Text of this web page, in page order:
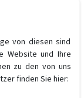
Schneiden
von diesen sind
Website und Ihre
zu den von uns
finden Sie hier: